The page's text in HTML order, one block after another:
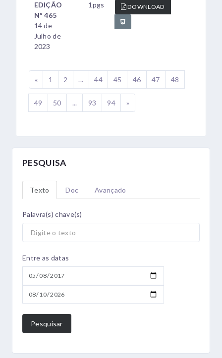
EDIÇÃO
Nº 465
14 de
Julho de
2023
1pgs DOWNLOAD
« 1 2 ... 44 45 46 47 48
49 50 ... 93 94 »
PESQUISA
Texto Doc Avançado
Palavra(s) chave(s)
Entre as datas
Pesquisar